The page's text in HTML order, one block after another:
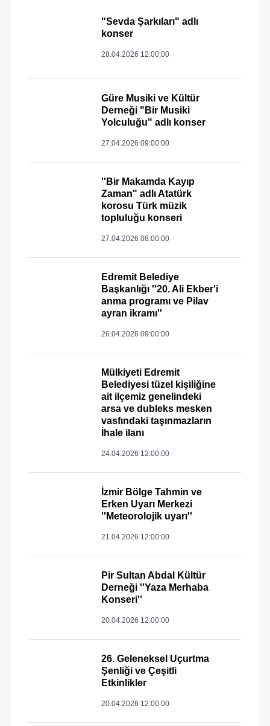
"Sevda Şarkıları" adlı
konser
28.04.2026 12:00:00
Güre Musiki ve Kültür
Derneği "Bir Musiki
Yolculuğu" adlı konser
27.04.2026 09:00:00
''Bir Makamda Kayıp
Zaman" adlı Atatürk
korosu Türk müzik
topluluğu konseri
27.04.2026 08:00:00
Edremit Belediye
Başkanlığı ''20. Ali Ekber'i
anma programı ve Pilav
ayran ikramı''
26.04.2026 09:00:00
Mülkiyeti Edremit
Belediyesi tüzel kişiliğine
ait ilçemiz genelindeki
arsa ve dubleks mesken
vasfındaki taşınmazların
İhale ilanı
24.04.2026 12:00:00
İzmir Bölge Tahmin ve
Erken Uyarı Merkezi
''Meteorolojik uyarı''
21.04.2026 12:00:00
Pir Sultan Abdal Kültür
Derneği ''Yaza Merhaba
Konseri''
20.04.2026 12:00:00
26. Geleneksel Uçurtma
Şenliği ve Çeşitli
Etkinlikler
20.04.2026 12:00:00